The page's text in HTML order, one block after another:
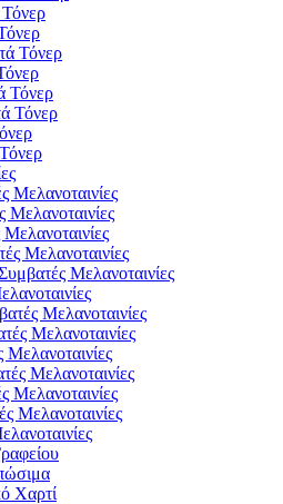
Τόνερ
Τόνερ
Τόνερ
Μελανοταινίες
Μελανοταινίες
Μελανοταινίες
Μελανοταινίες
Μελανοταινίες
Μελανοταινίες
Μελανοταινίες
Μελανοταινίες
Χαρτί